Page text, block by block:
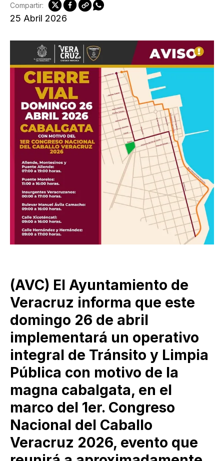
25 Abril 2026
Compartir:
(AVC) El Ayuntamiento de
Veracruz informa que este
domingo 26 de abril
implementará un operativo
integral de Tránsito y Limpia
Pública con motivo de la
magna cabalgata, en el
marco del 1er. Congreso
Nacional del Caballo
Veracruz 2026, evento que